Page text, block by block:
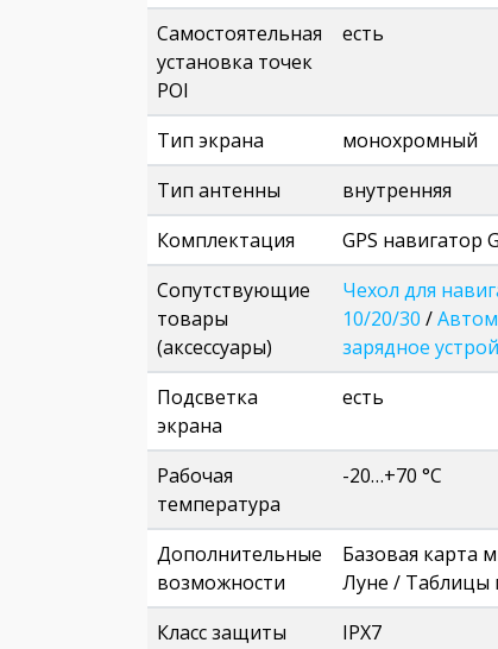
Самостоятельная
установка точек
POI
есть
Тип экрана
монохромный
Тип антенны
внутренняя
Комплектация
GPS навигатор
Сопутствующие
товары
(аксессуары)
Чехол для
10/20/30 /
зарядное
Подсветка
экрана
есть
Рабочая
температура
-20…+70 °C
Дополнительные
возможности
Базовая карта
Луне / Таблицы
Класс защиты
IPX7